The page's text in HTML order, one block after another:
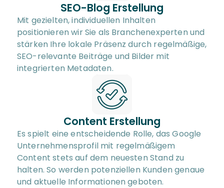
SEO-Blog Erstellung
Mit gezielten, individuellen Inhalten
positionieren wir Sie als Branchenexperten und
stärken Ihre lokale Präsenz durch regelmäßige,
SEO-relevante Beiträge und Bilder mit
integrierten Metadaten.
Content Erstellung
Es spielt eine entscheidende Rolle, das Google
Unternehmensprofil mit regelmäßigem
Content stets auf dem neuesten Stand zu
halten. So werden potenziellen Kunden genaue
und aktuelle Informationen geboten.